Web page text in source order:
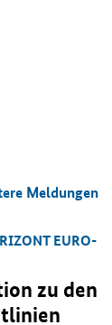
Mel­dun­gen
EU­RO­
zu den